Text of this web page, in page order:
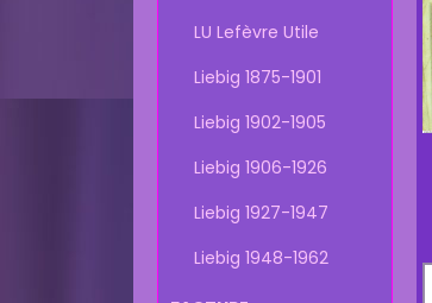
LU Lefèvre Utile
Liebig 1875-1901
Liebig 1902-1905
Liebig 1906-1926
Liebig 1927-1947
Liebig 1948-1962